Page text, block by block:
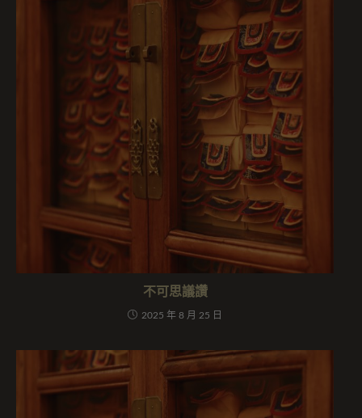
不可思議讚
2025 年 8 月 25 日